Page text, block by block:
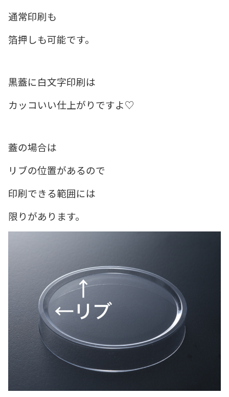
通常印刷も
箔押しも可能です。
黒蓋に白文字印刷は
カッコいい仕上がりですよ♡
蓋の場合は
リブの位置があるので
印刷できる範囲には
限りがあります。